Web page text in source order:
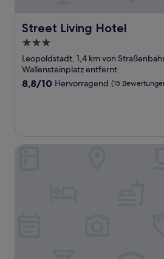
Street Living Hotel
Street Living Hotel
3.0-
Sterne-
Unterkunft
Leopoldstadt, 1,4 km von
Wallensteinplatz entfernt
8.8
8,8/10 Hervorragend (15